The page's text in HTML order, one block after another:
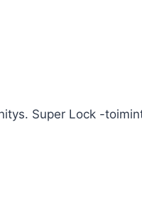
Super Lock -